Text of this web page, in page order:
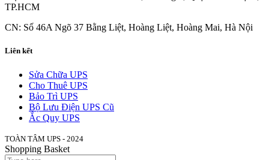
TP.HCM
CN: Số 46A Ngõ 37 Bằng Liệt, Hoàng Liệt, Hoàng Mai, Hà Nội
Liên kết
Sửa Chữa UPS
Cho Thuê UPS
Bảo Trì UPS
Bộ Lưu Điện UPS Cũ
Ắc Quy UPS
TOÀN TÂM UPS - 2024
Shopping Basket